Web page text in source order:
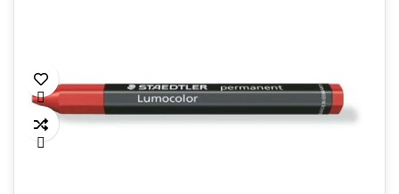

